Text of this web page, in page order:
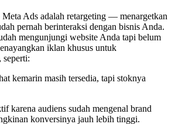
Meta Ads adalah retargeting — menargetkan
pernah berinteraksi dengan bisnis Anda.
mengunjungi website Anda tapi belum
iklan khusus untuk
seperti:
kemarin masih tersedia, tapi stoknya
karena audiens sudah mengenal brand
konversinya jauh lebih tinggi.